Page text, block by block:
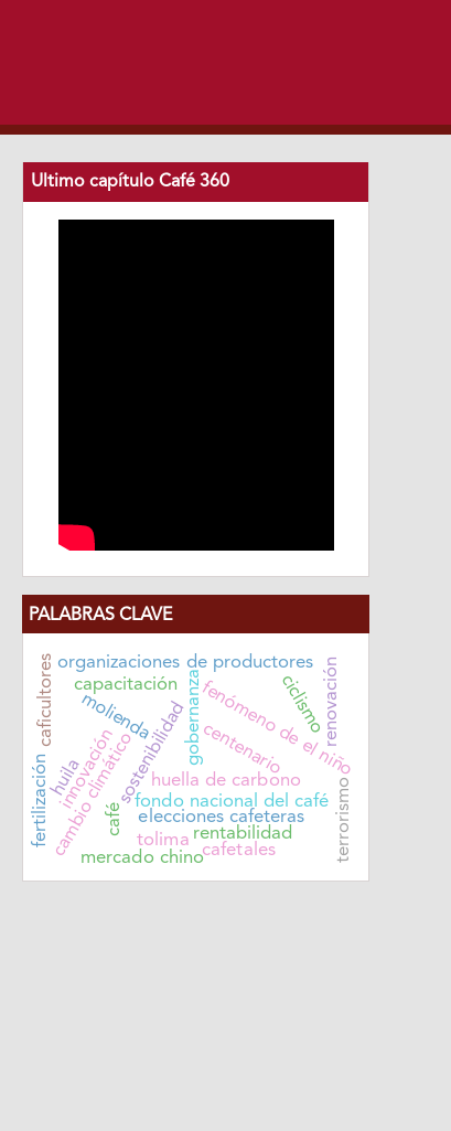
Ultimo capítulo Café 360
PALABRAS CLAVE
café
huella de carbono
sostenibilidadgobernanza
molienda fenómeno de el niño
cambio climático
organizaciones de productores
fondo nacional del café
elecciones cafeteras
centenario
innovación
rentabilidad
huila
cafetales
fertilización
renovación
ciclismo
mercado chino
caficultores
terrorismo
capacitación
tolima